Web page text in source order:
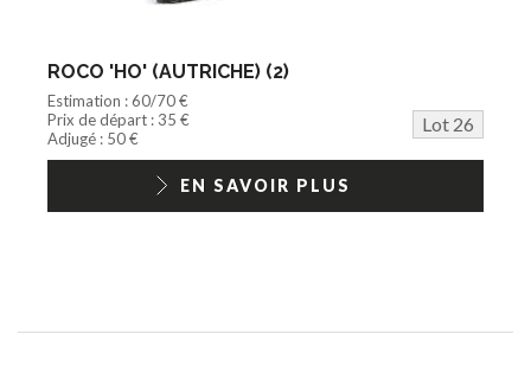
ROCO 'HO' (AUTRICHE) (2)
Estimation : 60/70 €
Prix de départ : 35 €
Lot 26
Adjugé : 50 €
EN SAVOIR PLUS